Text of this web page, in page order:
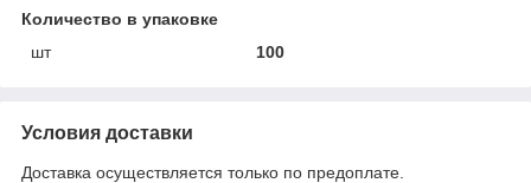
Количество в упаковке
шт
100
Условия доставки
Доставка осуществляется только по предоплате.